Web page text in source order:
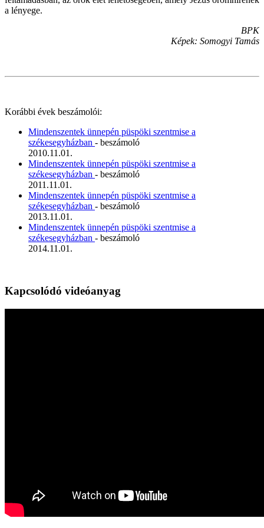
a lényege.
BPK
Képek: Somogyi Tamás
Korábbi évek beszámolói:
Mindenszentek ünnepén püspöki szentmise a
székesegyházban - beszámoló
2010.11.01.
Mindenszentek ünnepén püspöki szentmise a
székesegyházban - beszámoló
2011.11.01.
Mindenszentek ünnepén püspöki szentmise a
székesegyházban - beszámoló
2013.11.01.
Mindenszentek ünnepén püspöki szentmise a
székesegyházban - beszámoló
2014.11.01.
Kapcsolódó videóanyag